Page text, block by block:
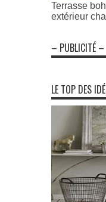
Terrasse
extérieur
– PUBLICITÉ –
LE TOP DES